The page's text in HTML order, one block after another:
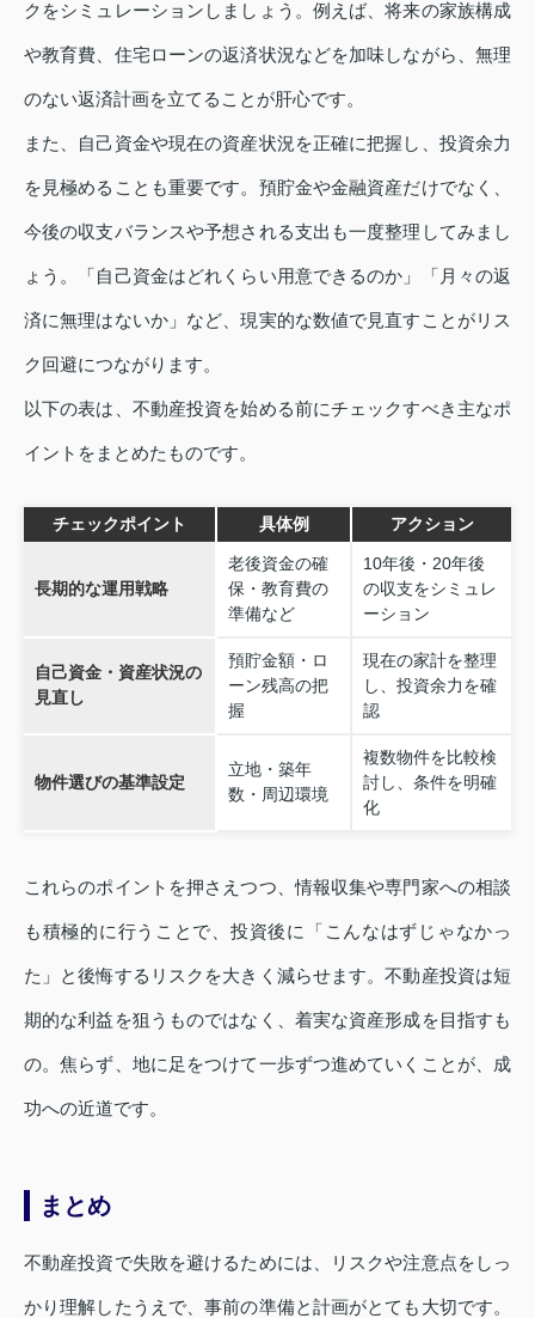
クをシミュレーションしましょう。例えば、将来の家族構成
や教育費、住宅ローンの返済状況などを加味しながら、無理
のない返済計画を立てることが肝心です。
また、自己資金や現在の資産状況を正確に把握し、投資余力
を見極めることも重要です。預貯金や金融資産だけでなく、
今後の収支バランスや予想される支出も一度整理してみまし
ょう。「自己資金はどれくらい用意できるのか」「月々の返
済に無理はないか」など、現実的な数値で見直すことがリス
ク回避につながります。
以下の表は、不動産投資を始める前にチェックすべき主なポ
イントをまとめたものです。
チェックポイント 具体例 アクション
長期的な運用戦略
老後資金の確
保・教育費の
準備など
10年後・20年後
の収支をシミュレ
ーション
自己資金・資産状況の
見直し
預貯金額・ロ
ーン残高の把
握
現在の家計を整理
し、投資余力を確
認
物件選びの基準設定
立地・築年
数・周辺環境
複数物件を比較検
討し、条件を明確
化
これらのポイントを押さえつつ、情報収集や専門家への相談
も積極的に行うことで、投資後に「こんなはずじゃなかっ
た」と後悔するリスクを大きく減らせます。不動産投資は短
期的な利益を狙うものではなく、着実な資産形成を目指すも
の。焦らず、地に足をつけて一歩ずつ進めていくことが、成
功への近道です。
まとめ
不動産投資で失敗を避けるためには、リスクや注意点をしっ
かり理解したうえで、事前の準備と計画がとても大切です。